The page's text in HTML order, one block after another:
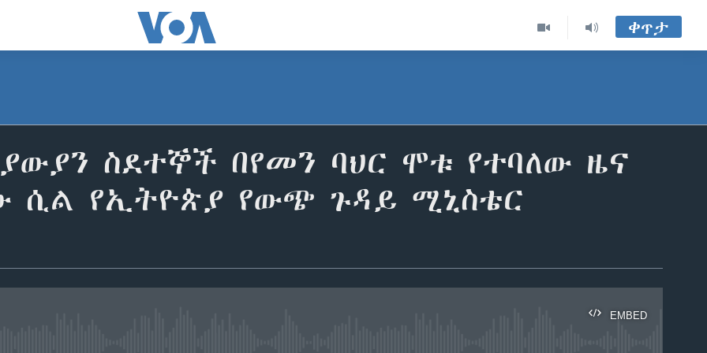
ቀጥታ
ስደተኞች በየመን ባህር ሞቱ የተባለው ዜና
ሲል የኢትዮጵያ የውጭ ጉዳይ ሚኒስቴር
EMBED